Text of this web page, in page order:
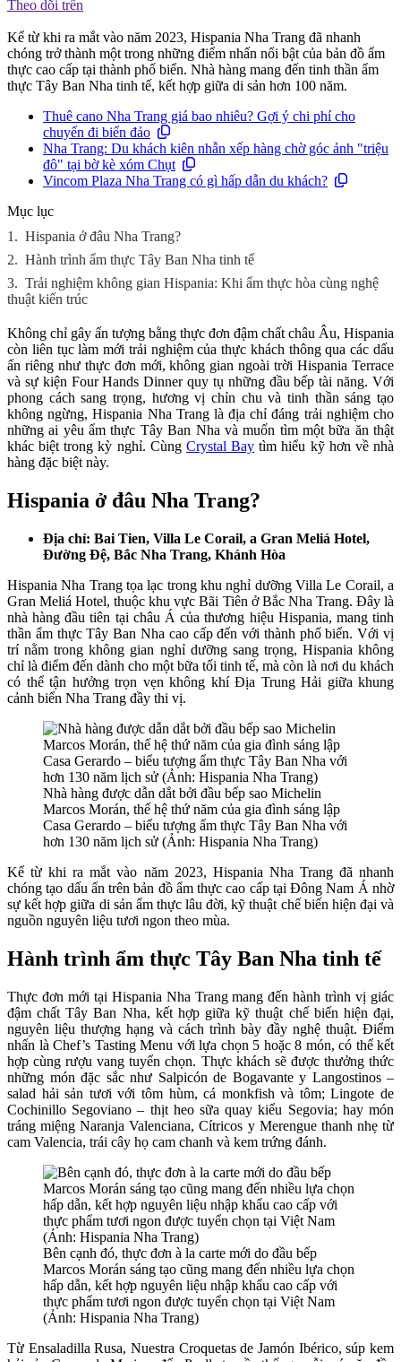
Theo dõi trên
Kể từ khi ra mắt vào năm 2023, Hispania Nha Trang đã nhanh
chóng trở thành một trong những điểm nhấn nổi bật của bản đồ ẩm
thực cao cấp tại thành phố biển. Nhà hàng mang đến tinh thần ẩm
thực Tây Ban Nha tinh tế, kết hợp giữa di sản hơn 100 năm.
Thuê cano Nha Trang giá bao nhiêu? Gợi ý chi phí cho
chuyến đi biển đảo
Nha Trang: Du khách kiên nhẫn xếp hàng chờ góc ảnh "triệu
đô" tại bờ kè xóm Chụt
Vincom Plaza Nha Trang có gì hấp dẫn du khách?
Mục lục
1. Hispania ở đâu Nha Trang?
2. Hành trình ẩm thực Tây Ban Nha tinh tế
3. Trải nghiệm không gian Hispania: Khi ẩm thực hòa cùng nghệ
thuật kiến trúc
Không chỉ gây ấn tượng bằng thực đơn đậm chất châu Âu, Hispania
còn liên tục làm mới trải nghiệm của thực khách thông qua các dấu
ấn riêng như thực đơn mới, không gian ngoài trời Hispania Terrace
và sự kiện Four Hands Dinner quy tụ những đầu bếp tài năng. Với
phong cách sang trọng, hương vị chỉn chu và tinh thần sáng tạo
không ngừng, Hispania Nha Trang là địa chỉ đáng trải nghiệm cho
những ai yêu ẩm thực Tây Ban Nha và muốn tìm một bữa ăn thật
khác biệt trong kỳ nghỉ. Cùng Crystal Bay tìm hiểu kỹ hơn về nhà
hàng đặc biệt này.
Hispania ở đâu Nha Trang?
Địa chỉ: Bai Tien, Villa Le Corail, a Gran Meliá Hotel,
Đường Đệ, Bắc Nha Trang, Khánh Hòa
Hispania Nha Trang tọa lạc trong khu nghỉ dưỡng Villa Le Corail, a
Gran Meliá Hotel, thuộc khu vực Bãi Tiên ở Bắc Nha Trang. Đây là
nhà hàng đầu tiên tại châu Á của thương hiệu Hispania, mang tinh
thần ẩm thực Tây Ban Nha cao cấp đến với thành phố biển. Với vị
trí nằm trong không gian nghỉ dưỡng sang trọng, Hispania không
chỉ là điểm đến dành cho một bữa tối tinh tế, mà còn là nơi du khách
có thể tận hưởng trọn vẹn không khí Địa Trung Hải giữa khung
cảnh biển Nha Trang đầy thi vị.
Nhà hàng được dẫn dắt bởi đầu bếp sao Michelin
Marcos Morán, thế hệ thứ năm của gia đình sáng lập
Casa Gerardo – biểu tượng ẩm thực Tây Ban Nha với
hơn 130 năm lịch sử (Ảnh: Hispania Nha Trang)
Kể từ khi ra mắt vào năm 2023, Hispania Nha Trang đã nhanh
chóng tạo dấu ấn trên bản đồ ẩm thực cao cấp tại Đông Nam Á nhờ
sự kết hợp giữa di sản ẩm thực lâu đời, kỹ thuật chế biến hiện đại và
nguồn nguyên liệu tươi ngon theo mùa.
Hành trình ẩm thực Tây Ban Nha tinh tế
Thực đơn mới tại Hispania Nha Trang mang đến hành trình vị giác
đậm chất Tây Ban Nha, kết hợp giữa kỹ thuật chế biến hiện đại,
nguyên liệu thượng hạng và cách trình bày đầy nghệ thuật. Điểm
nhấn là Chef’s Tasting Menu với lựa chọn 5 hoặc 8 món, có thể kết
hợp cùng rượu vang tuyển chọn. Thực khách sẽ được thưởng thức
những món đặc sắc như Salpicón de Bogavante y Langostinos –
salad hải sản tươi với tôm hùm, cá monkfish và tôm; Lingote de
Cochinillo Segoviano – thịt heo sữa quay kiểu Segovia; hay món
tráng miệng Naranja Valenciana, Cítricos y Merengue thanh nhẹ từ
cam Valencia, trái cây họ cam chanh và kem trứng đánh.
Bên cạnh đó, thực đơn à la carte mới do đầu bếp
Marcos Morán sáng tạo cũng mang đến nhiều lựa chọn
hấp dẫn, kết hợp nguyên liệu nhập khẩu cao cấp với
thực phẩm tươi ngon được tuyển chọn tại Việt Nam
(Ảnh: Hispania Nha Trang)
Từ Ensaladilla Rusa, Nuestra Croquetas de Jamón Ibérico, súp kem